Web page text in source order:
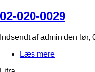
02-020-0029
Indsendt afadmin den lør,
Læs mere